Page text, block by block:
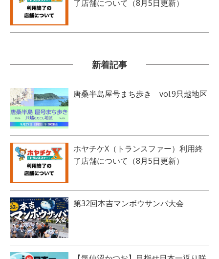
了店舗について（8月5日更新）
新着記事
唐桑半島屋号まち歩き vol.9只越地区
ホヤチケX（トランスファー）利用終
了店舗について（8月5日更新）
第32回本吉マンボウサンバ大会